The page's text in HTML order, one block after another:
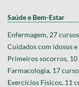
Saúde e Bem-Estar
Enfermagem, 27
Cuidados com idosos
Primeiros socorros, 10
Farmacologia, 17
Exercícios Físicos, 11